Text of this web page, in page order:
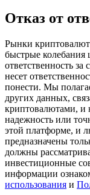
Exclusive for
Register &
Precious
Trade Gold &
USDT New
Отказ от
Рынки
быстрые
ответственность
несет
понести. Мы
других данных,
криптовалютами, и
надежность или
этой платформе, и
предназначены
должны
инвестиционные
информации
использования и